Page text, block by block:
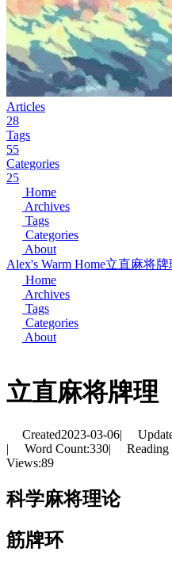
Articles
28
Tags
55
Categories
25
Home
Archives
Tags
Categories
About
Alex's Warm Home立直麻将牌
Home
Archives
Tags
Categories
About
立直麻将牌理
Created2023-03-06|
|
Word Count:330| Reading
Views:89
科学麻将理论
筋牌环